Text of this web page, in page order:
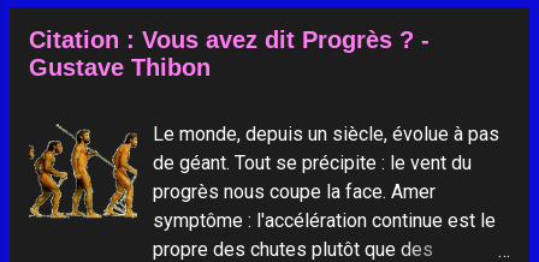
Alors seulement on peut vraiment se reposer. Et dans
ces mains vides et reposées, qui n'ont rien souhaité
retenir et où il n'y a plus un seul désir, on reçoit en se
Citation : Vous avez dit Progrès ? -
Gustave Thibon
Le monde, depuis un siècle, évolue à pas
de géant. Tout se précipite : le vent du
progrès nous coupe la face. Amer
symptôme : l'accélération continue est le
propre des chutes plutôt que des